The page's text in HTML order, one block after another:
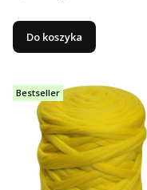
Do koszyka
Bestseller